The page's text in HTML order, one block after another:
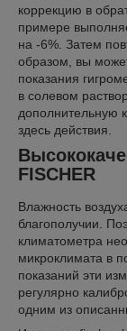
коррекцию в
примере
на -6%. Затем
образом, вы
показания
в солевом
дополнительную
здесь действия.
FISCHER
Влажность
благополучии.
климатометра
микроклимата в
показаний эти
регулярно
одним из